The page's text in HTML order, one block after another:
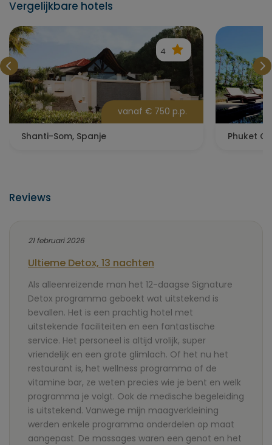
Vergelijkbare hotels
4
vanaf € 750 p.p.
Shanti-Som, Spanje Phuket
Reviews
21 februari 2026
Ultieme Detox, 13 nachten
Als alleenreizende man het 12-daagse Signature
Detox programma geboekt wat uitstekend is
bevallen. Het is een prachtig hotel met
uitstekende faciliteiten en een fantastische
service. Het personeel is altijd vrolijk, super
vriendelijk en een grote glimlach. Of het nu het
restaurant is, het wellness programma of de
vitamine bar, ze weten precies wie je bent en welk
programma je volgt. Ook de medische begeleiding
is uitstekend. Vanwege mijn maagverkleining
werden enkele programma onderdelen op maat
aangepast. De massages waren een genot en het